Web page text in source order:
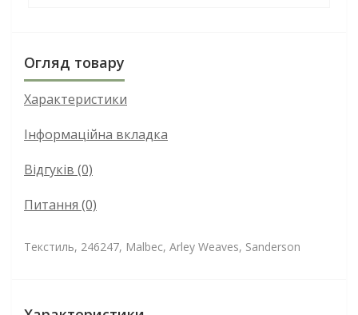
Огляд товару
Характеристики
Інформаційна вкладка
Відгуків (0)
Питання (0)
Текстиль, 246247, Malbec, Arley Weaves, Sanderson